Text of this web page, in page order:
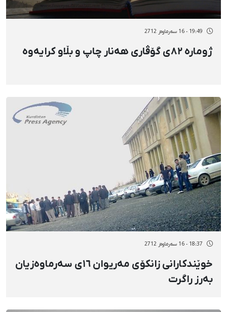
19:49 - 16 سەرماوەز 2712
ژومارە ٨٢ی گۆڤاری هەنار چاپ و بڵاو کرایەوە
18:37 - 16 سەرماوەز 2712
خوێندکارانی زانکۆی مەریوان ١٦ی سەرماوەزیان
بەرز راگرت